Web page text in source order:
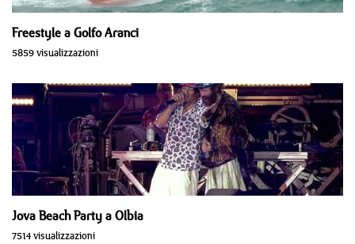
Freestyle a Golfo Aranci
5859 visualizzazioni
Jova Beach Party a Olbia
7514 visualizzazioni